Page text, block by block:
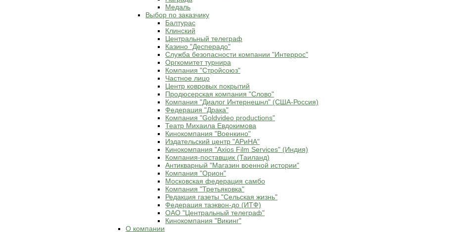
Медаль
Выбор по заказчику
Балтурас
Клинский
Центральный телеграф
Казино "Десперадо"
Служба безопасности компании "Интеррос"
Оргкомитет турнира
Компания "Стройсоюз"
Частное лицо
Центр ковровых покрытий
Продюсерская компания "Слово"
Компания "Диалог Интернешнл" (США-Россия)
Федерация "Драка"
Компания "Goldvideo productions"
Театр Михаила Евдокимова
Кинокомпания "Военкино"
Издательский центр "АРиНА"
Кинокомпания "Axios Film Services" (Индия)
Компания-поставщик (Таиланд)
Антикварный "Магазин военной истории"
Компания "Орион"
Московская федерация самбо
Компания "Третьяковка"
Редакция газеты "Сельская жизнь"
Федерация таэквон-до (ИТФ)
ОАО "Центральный телеграф"
Кинокомпания "Викинг"
О компании